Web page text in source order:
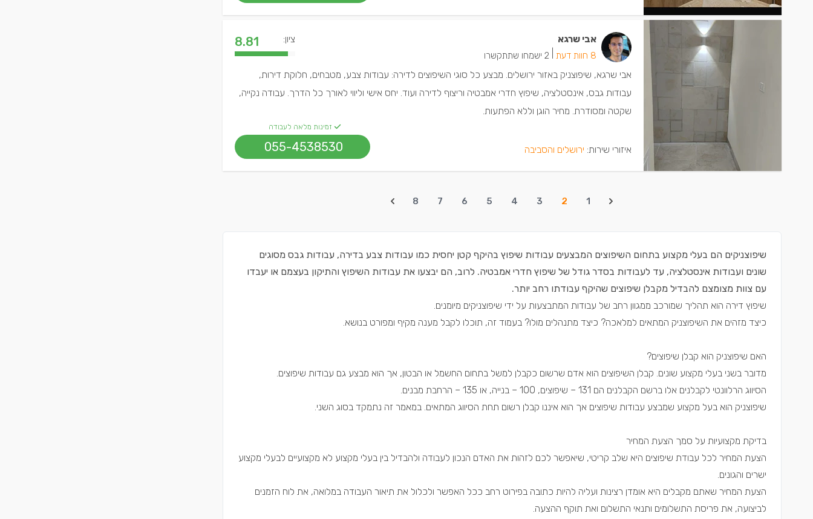
אבי שרגא
8 חוות דעת 2 ישמחו שתתקשרו
ציון: 8.81
אבי שרגא, שיפוצניק באזור ירושלים. מבצע כל סוגי השיפוצים לדירה: עבודות צבע, מטבחים, חלוקת דירות,
עבודות גבס, אינסטלציה, שיפוץ חדרי אמבטיה וריצוף לדירה ועוד. יחס אישי וליווי לאורך כל הדרך. עבודה נקייה,
שקטה ומסודרת. מחיר הוגן וללא הפתעות.
איזורי שירות: ירושלים והסביבה
זמינות מלאה לעבודה
055-4538530
1
2
3
4
5
6
7
8
שיפוצניקים הם בעלי מקצוע בתחום השיפוצים המבצעים עבודות שיפוץ בהיקף קטן יחסית כמו עבודות צבע בדירה, עבודות גבס מסוגים
שונים ועבודות אינסטלציה, עד לעבודות בסדר גודל של שיפוץ חדרי אמבטיה. לרוב, הם יבצעו את עבודות השיפוץ והתיקון בעצמם או יעבדו
עם צוות מצומצם להבדיל מקבלן שיפוצים שהיקף עבודתו רחב יותר.
שיפוץ דירה הוא תהליך שמורכב ממגוון רחב של עבודות המתבצעות על ידי שיפוצניקים מיומנים.
כיצד מזהים את השיפוצניק המתאים למלאכה? כיצד מתנהלים מולו? בעמוד זה, תוכלו לקבל מענה מקיף ומפורט בנושא.
האם שיפוצניק הוא קבלן שיפוצים?
מדובר בשני בעלי מקצוע שונים. קבלן השיפוצים הוא אדם שרשום כקבלן למשל בתחום החשמל או הבטון, אך הוא מבצע גם עבודות שיפוצים.
הסיווג הרלוונטי לקבלנים אלו ברשם הקבלנים הם 131 – שיפוצים, 100 – בנייה, או 135 – הרחבת מבנים.
שיפוצניק הוא בעל מקצוע שמבצע עבודות שיפוצים אך הוא איננו קבלן רשום תחת הסיווג המתאים. במאמר זה נתמקד בסוג השני.
בדיקת מקצועיות על סמך הצעת המחיר
הצעת המחיר לכל עבודת שיפוצים היא שלב קריטי, שיאפשר לכם לזהות את האדם הנכון לעבודה ולהבדיל בין בעלי מקצוע לא מקצועיים לבעלי מקצוע
ישרים והגונים.
הצעת המחיר שאתם מקבלים היא אומדן רצינות ועליה להיות כתובה בפירוט רחב ככל האפשר ולכלול את תיאור העבודה במלואה, את לוח הזמנים
לביצועה, את פריסת התשלומים ותנאי התשלום ואת תוקף ההצעה.